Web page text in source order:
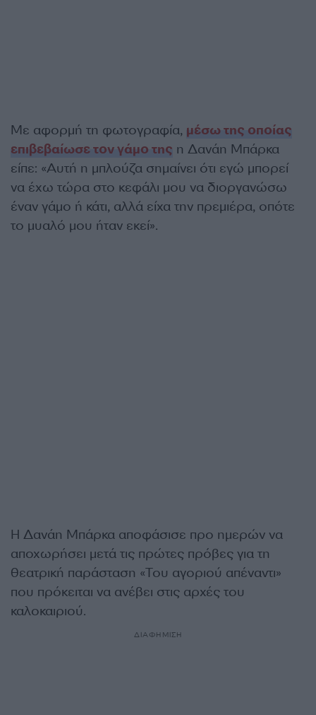
Με αφορμή τη φωτογραφία, μέσω της οποίας
επιβεβαίωσε τον γάμο της η Δανάη Μπάρκα
είπε: «Αυτή η μπλούζα σημαίνει ότι εγώ μπορεί
να έχω τώρα στο κεφάλι μου να διοργανώσω
έναν γάμο ή κάτι, αλλά είχα την πρεμιέρα, οπότε
το μυαλό μου ήταν εκεί».
Η Δανάη Μπάρκα αποφάσισε προ ημερών να
αποχωρήσει μετά τις πρώτες πρόβες για τη
θεατρική παράσταση «Του αγοριού απέναντι»
που πρόκειται να ανέβει στις αρχές του
καλοκαιριού.
ΔΙΑΦΗΜΙΣΗ